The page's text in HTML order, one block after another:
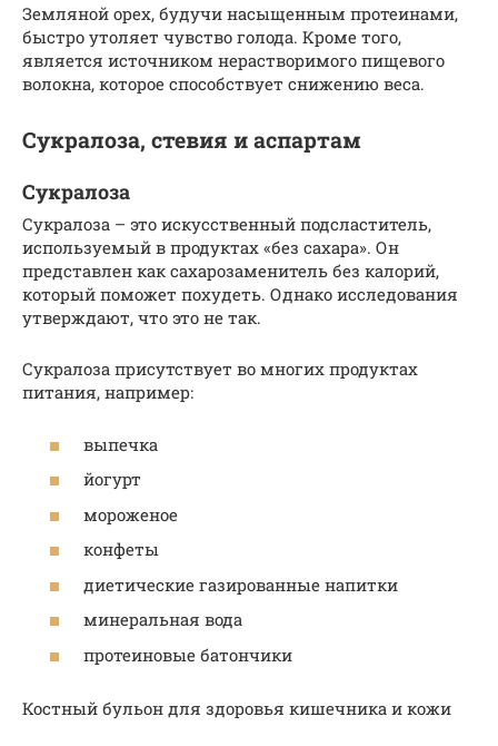
Земляной орех, будучи насыщенным протеинами,
быстро утоляет чувство голода. Кроме того,
является источником нерастворимого пищевого
волокна, которое способствует снижению веса.
Сукралоза, стевия и аспартам
Сукралоза
Сукралоза – это искусственный подсластитель,
используемый в продуктах «без сахара». Он
представлен как сахарозаменитель без калорий,
который поможет похудеть. Однако исследования
утверждают, что это не так.
Сукралоза присутствует во многих продуктах
питания, например:
выпечка
йогурт
мороженое
конфеты
диетические газированные напитки
минеральная вода
протеиновые батончики
Костный бульон для здоровья кишечника и кожи